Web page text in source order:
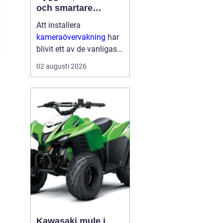
och smartare
säkerhet i vardagen
Att installera
kameraövervakning har
blivit ett av de vanligaste
sätten att öka tryggheten
i både hem och företag.
överblick, avskräcker
från brott och kan hj...
02 augusti 2026
Kawasaki mule i